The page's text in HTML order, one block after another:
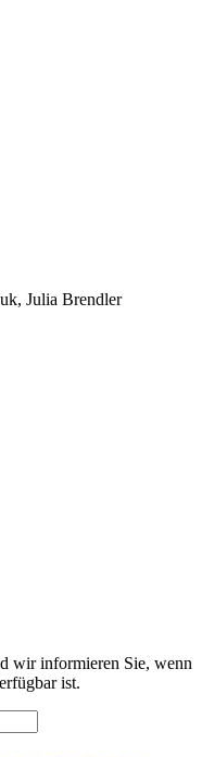
Julia Brendler
wir informieren Sie, wenn
ist.